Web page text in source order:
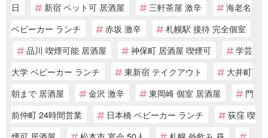
日
新宿 ペット可 居酒屋 三軒茶屋 激辛
海老名
ベビーカー ランチ
赤坂 激辛
札幌駅 接待 完全個室
品川 喫煙可能 居酒屋
神保町 居酒屋 喫煙可
学芸
大学 ベビーカー ランチ
東新宿 テイクアウト
大井町
朝まで 居酒屋
金沢 激辛 東岡崎 個室 居酒屋
門
前仲町 24時間営業
日本橋 ベビーカー ランチ
荻窪 喫